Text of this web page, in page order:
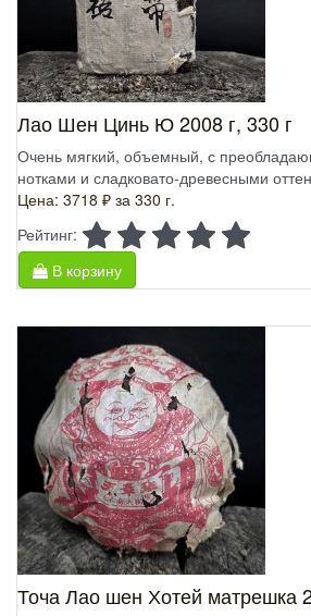
Лао Шен Цинь Ю 2008 г, 330 г
Очень мягкий, объемный, с
нотками и сладковато-древесными
Цена: 3718 ₽ за 330 г.
Рейтинг:
В корзину
Точа Лао шен Хотей матрешка